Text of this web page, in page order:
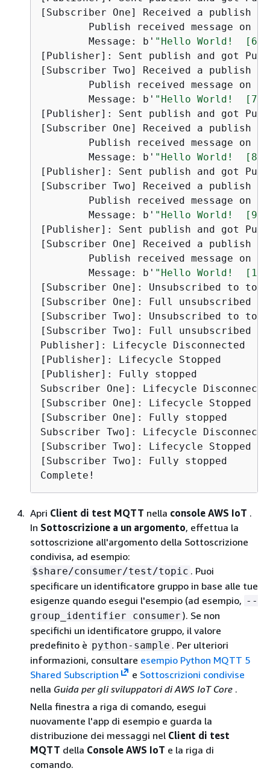
[Subscriber One] Received a publish
Publish received message on
        Message: b'
"Hello World!  [6]"
[Publisher]: Sent publish and got
[Subscriber Two] Received a publish
Publish received message on
        Message: b'
"Hello World!  [7]"
[Publisher]: Sent publish and got
[Subscriber One] Received a publish
Publish received message on
        Message: b'
"Hello World!  [8]"
[Publisher]: Sent publish and got
[Subscriber Two] Received a publish
Publish received message on
        Message: b'
"Hello World!  [9]"
[Publisher]: Sent publish and got
[Subscriber One] Received a publish
Publish received message on
        Message: b'
"Hello World!
[Subscriber One]: Unsubscribed to
[Subscriber One]: Full unsubscribed
[Subscriber Two]: Unsubscribed to
[Subscriber Two]: Full unsubscribed
Publisher]: Lifecycle Disconnected
[Publisher]: Lifecycle Stopped
[Publisher]: Fully stopped
Subscriber One]: Lifecycle
[Subscriber One]: Lifecycle Stopped
[Subscriber One]: Fully stopped
Subscriber Two]: Lifecycle
[Subscriber Two]: Lifecycle Stopped
[Subscriber Two]: Fully stopped
Complete!
Apri Client di test MQTT nella console AWS IoT .
In Sottoscrizione a un argomento, effettua la
sottoscrizione all'argomento della Sottoscrizione
condivisa, ad esempio:
$share/consumer/test/topic . Puoi
specificare un identificatore gruppo in base alle tue
esigenze quando esegui l'esempio (ad esempio, --
group_identifier consumer ). Se non
specifichi un identificatore gruppo, il valore
predefinito è python-sample . Per ulteriori
informazioni, consultare esempio Python MQTT 5
Shared Subscription
e Sottoscrizioni condivise
nella Guida per gli sviluppatori di AWS IoT Core .
Nella finestra a riga di comando, esegui
nuovamente l'app di esempio e guarda la
distribuzione dei messaggi nel Client di test
MQTT della Console AWS IoT e la riga di
comando.